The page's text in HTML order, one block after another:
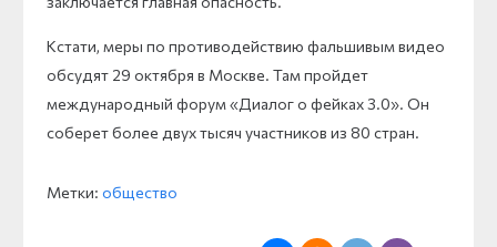
Кстати, меры по противодействию фальшивым видео
обсудят 29 октября в Москве. Там пройдет
международный форум «Диалог о фейках 3.0». Он
соберет более двух тысяч участников из 80 стран.
Метки: общество